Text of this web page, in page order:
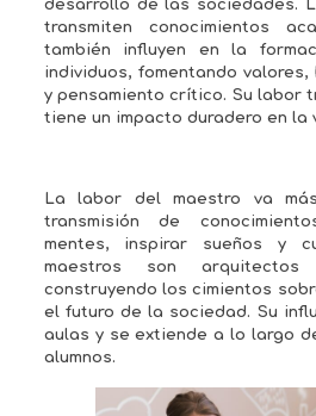
desarrollo de las sociedades.
transmiten conocimientos
también influyen en la
individuos, fomentando
y pensamiento crítico. Su labor
tiene un impacto duradero en la
La labor del maestro va
transmisión de
mentes, inspirar sueños y
maestros son arquitectos
construyendo los cimientos
el futuro de la sociedad. Su
aulas y se extiende a lo largo
alumnos.